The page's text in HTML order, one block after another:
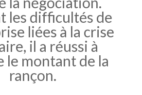
les difficultés de
liées à la crise
il a réussi à
le montant de la
rançon.